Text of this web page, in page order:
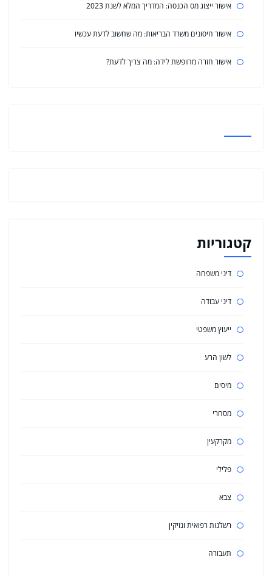
אישור ייצוג מס הכנסה: המדריך המלא לשנת 2023
אישור חיסונים משרד הבריאות: מה שחשוב לדעת עכשיו
אישור חזרה מחופשת לידה: מה צריך לדעת?
קטגוריות
דיני משפחה
דיני עבודה
ייעוץ משפטי
לשון הרע
מיסים
מסחרי
מקרקעין
פלילי
צבא
רשלנות רפואית ונזיקין
תעבורה